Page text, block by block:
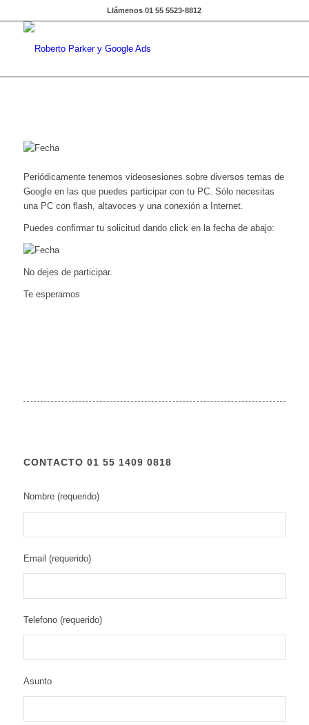
Llámenos 01 55 5523-8812
Periódicamente tenemos videosesiones sobre diversos temas de
Google en las que puedes participar con tu PC. Sólo necesitas
una PC con flash, altavoces y una conexión a Internet.
Puedes confirmar tu solicitud dando click en la fecha de abajo:
No dejes de participar.
Te esperamos
CONTACTO 01 55 1409 0818
Nombre (requerido)
Email (requerido)
Telefono (requerido)
Asunto